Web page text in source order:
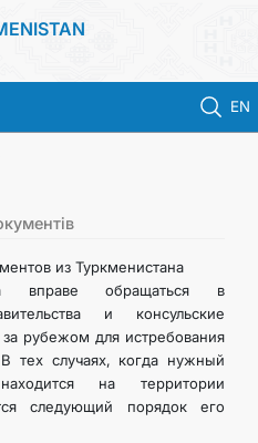
EN
SERVICES
из Туркменистана
вправе обращаться в
и консульские
рубежом для истребования
тех случаях, когда нужный
на территории
следующий порядок его